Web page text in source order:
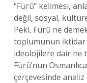
“Fürû” kelimesi,
değil, sosyal,
Peki, Fürû ne
toplumunun iktidar
ideolojilere dair ne
Fürû’nun
çerçevesinde